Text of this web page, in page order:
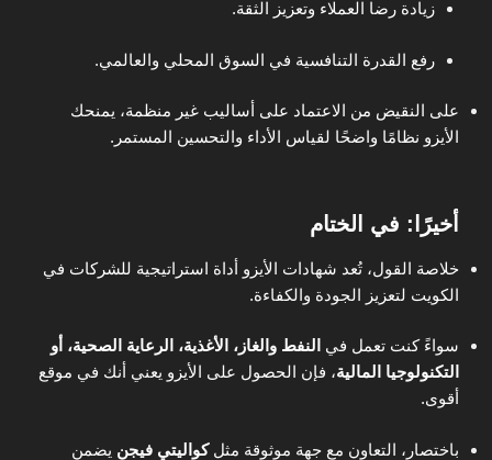
زيادة رضا العملاء وتعزيز الثقة.
رفع القدرة التنافسية في السوق المحلي والعالمي.
على النقيض من الاعتماد على أساليب غير منظمة، يمنحك
الأيزو نظامًا واضحًا لقياس الأداء والتحسين المستمر.
أخيرًا: في الختام
خلاصة القول، تُعد شهادات الأيزو أداة استراتيجية للشركات في
الكويت لتعزيز الجودة والكفاءة.
سواءً كنت تعمل في النفط والغاز، الأغذية، الرعاية الصحية، أو
التكنولوجيا المالية، فإن الحصول على الأيزو يعني أنك في موقع
أقوى.
باختصار، التعاون مع جهة موثوقة مثلكواليتي فيجن يضمن